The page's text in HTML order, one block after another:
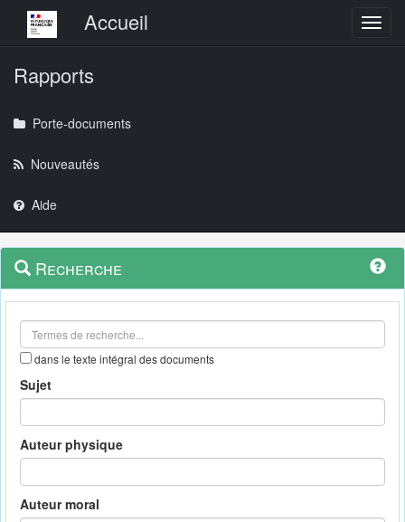
Menu principalAccueil
Rapports
Porte-documents
Nouveautés
Aide
Navigation
outils
Menu
contextuel
Recherche
dans le texte intégral des documents
Sujet
Auteur physique
Auteur moral